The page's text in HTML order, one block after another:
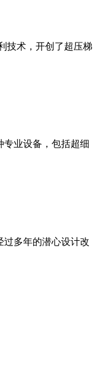
技术，开创了超压梯
专业设备，包括超细
过多年的潜心设计改